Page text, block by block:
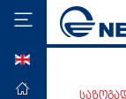
მთავარი